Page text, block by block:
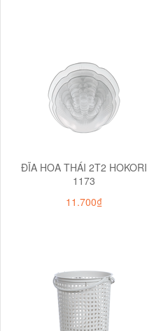
ĐĨA HOA THÁI 2T2 HOKORI
1173
11.700₫